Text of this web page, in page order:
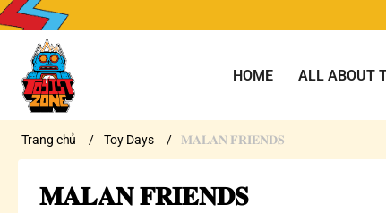
HOME ALL ABOUT
Trang chủ / Toy Days / 𝐌𝐀𝐋𝐀𝐍 𝐅𝐑𝐈𝐄𝐍𝐃𝐒
𝐌𝐀𝐋𝐀𝐍 𝐅𝐑𝐈𝐄𝐍𝐃𝐒